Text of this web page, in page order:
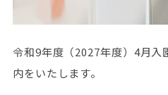
令和9年度（2027年度）4月入
内をいたします。